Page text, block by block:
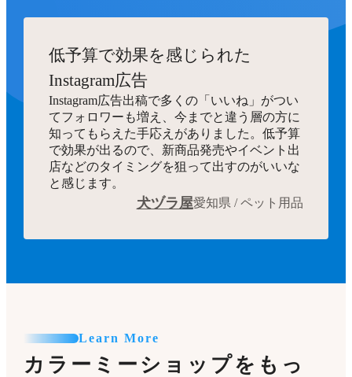
低予算で効果を感じられた
Instagram広告
Instagram広告出稿で多くの「いいね」がつい
てフォロワーも増え、今までと違う層の方に
知ってもらえた手応えがありました。低予算
で効果が出るので、新商品発売やイベント出
店などのタイミングを狙って出すのがいいな
と感じます。
犬ヅラ屋愛知県 / ペット用品
Learn More
カラーミーショップをもっ